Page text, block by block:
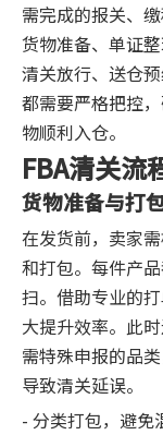
需完成的报关、
货物准备、单证
清关放行、送仓
都需要严格把控
物顺利入仓。
FBA清关流
货物准备与打
在发货前，卖家
和打包。每件产
扫。借助专业的
大提升效率。此
需特殊申报的品
导致清关延误。
- 分类打包，避免